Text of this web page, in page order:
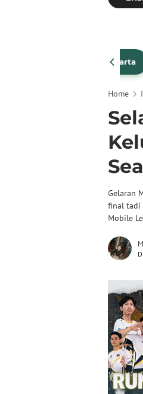
Persija Jakarta
Home
Gelaran
final tadi
Mobile